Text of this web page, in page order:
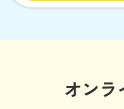
オンラ